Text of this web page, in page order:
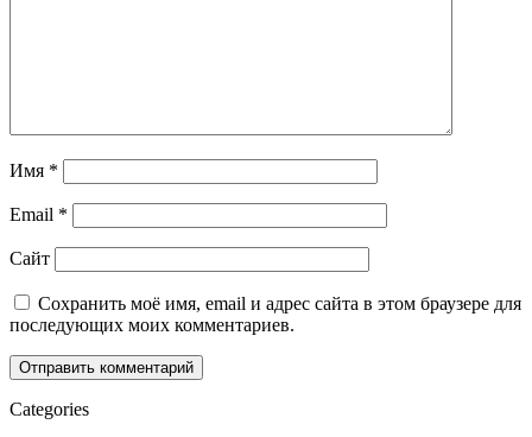
Имя *
Email *
Сайт
Сохранить моё имя, email и адрес сайта в этом браузере для
последующих моих комментариев.
Categories